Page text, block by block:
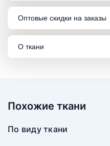
Оптовые скидки на заказы
О ткани
Похожие ткани
По виду ткани